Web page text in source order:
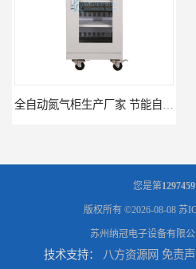
全自动氮气柜生产厂家 节能自制氮气柜优质供应
您是第1297459
版权所有 ©2026-08-08 苏
苏州纳冠电子设备有限公
技术支持： 八方资源网 免责